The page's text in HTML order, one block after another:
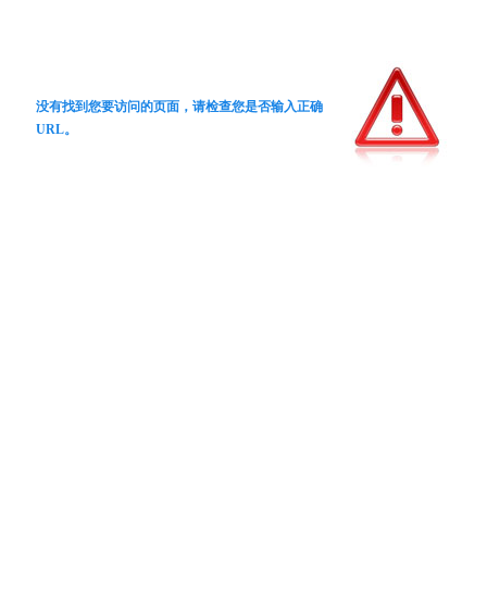
没有找到您要访问的页面，请检查您是否输入正确
URL。